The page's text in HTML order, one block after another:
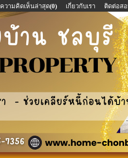
ความคิดเห็นล่าสุด(0) เกี่ยวกับเรา ติดต่อส